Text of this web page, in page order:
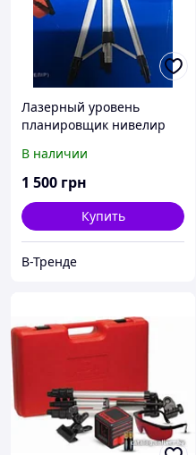
Лазерный уровень
планировщик нивелир
Гарантия!
В наличии
1 500 грн
Купить
В-Тренде